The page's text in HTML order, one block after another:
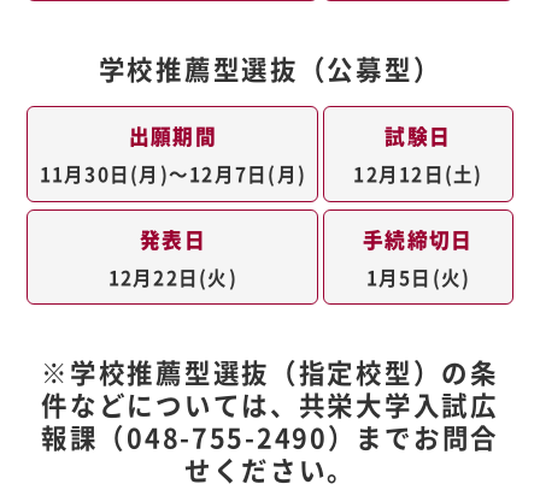
学校推薦型選抜 （公募型）
出願期間
11月30日(月)～12月7日(月)
試験日
12月12日(土)
発表日
12月22日(火)
手続締切日
1月5日(火)
※学校推薦型選抜（指定校型）の条
件などについては、共栄大学入試広
報課（048-755-2490）までお問合
せください。